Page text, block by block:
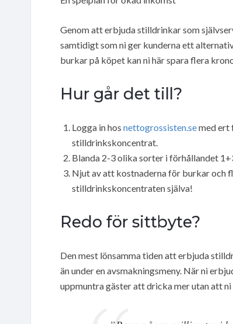
Genom att erbjuda stilldrinkar som
samtidigt som ni ger kunderna ett
burkar på köpet kan ni här spara flera
Hur går det till?
Logga in hos nettogrossisten.semed ert
stilldrinkskoncentrat.
Blanda 2-3 olika sorter i förhållandet
Njut av att kostnaderna för burkar och
stilldrinkskoncentraten själva!
Redo för sittbyte?
Den mest lönsamma tiden att erbjuda
än under en avsmakningsmeny. När ni
uppmuntra gäster att dricka mer utan att